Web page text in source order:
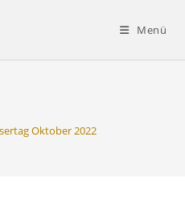
Menü
Oktober 2022